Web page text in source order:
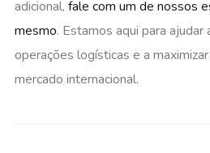
adicional, fale com um de nossos
mesmo. Estamos aqui para ajudar
operações logísticas e a
mercado internacional.